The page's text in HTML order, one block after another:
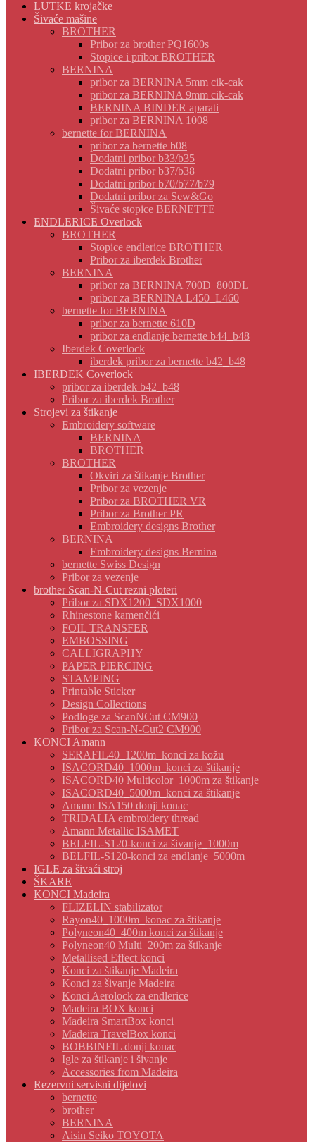
LUTKE krojačke
Šivaće mašine
BROTHER
Pribor za brother PQ1600s
Stopice i pribor BROTHER
BERNINA
pribor za BERNINA 5mm cik-cak
pribor za BERNINA 9mm cik-cak
BERNINA BINDER aparati
pribor za BERNINA 1008
bernette for BERNINA
pribor za bernette b08
Dodatni pribor b33/b35
Dodatni pribor b37/b38
Dodatni pribor b70/b77/b79
Dodatni pribor za Sew&Go
Šivaće stopice BERNETTE
ENDLERICE Overlock
BROTHER
Stopice endlerice BROTHER
Pribor za iberdek Brother
BERNINA
pribor za BERNINA 700D_800DL
pribor za BERNINA L450_L460
bernette for BERNINA
pribor za bernette 610D
pribor za endlanje bernette b44_b48
Iberdek Coverlock
iberdek pribor za bernette b42_b48
IBERDEK Coverlock
pribor za iberdek b42_b48
Pribor za iberdek Brother
Strojevi za štikanje
Embroidery software
BERNINA
BROTHER
BROTHER
Okviri za štikanje Brother
Pribor za vezenje
Pribor za BROTHER VR
Pribor za Brother PR
Embroidery designs Brother
BERNINA
Embroidery designs Bernina
bernette Swiss Design
Pribor za vezenje
brother Scan-N-Cut rezni ploteri
Pribor za SDX1200_SDX1000
Rhinestone kamenčići
FOIL TRANSFER
EMBOSSING
CALLIGRAPHY
PAPER PIERCING
STAMPING
Printable Sticker
Design Collections
Podloge za ScanNCut CM900
Pribor za Scan-N-Cut2 CM900
KONCI Amann
SERAFIL40_1200m_konci za kožu
ISACORD40_1000m_konci za štikanje
ISACORD40 Multicolor_1000m za štikanje
ISACORD40_5000m_konci za štikanje
Amann ISA150 donji konac
TRIDALIA embroidery thread
Amann Metallic ISAMET
BELFIL-S120-konci za šivanje_1000m
BELFIL-S120-konci za endlanje_5000m
IGLE za šivaći stroj
ŠKARE
KONCI Madeira
FLIZELIN stabilizator
Rayon40_1000m_konac za štikanje
Polyneon40_400m konci za štikanje
Polyneon40 Multi_200m za štikanje
Metallised Effect konci
Konci za štikanje Madeira
Konci za šivanje Madeira
Konci Aerolock za endlerice
Madeira BOX konci
Madeira SmartBox konci
Madeira TravelBox konci
BOBBINFIL donji konac
Igle za štikanje i šivanje
Accessories from Madeira
Rezervni servisni dijelovi
bernette
brother
BERNINA
Aisin Seiko TOYOTA